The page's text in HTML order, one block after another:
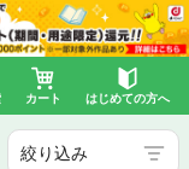
カート はじめての方へ
絞り込み